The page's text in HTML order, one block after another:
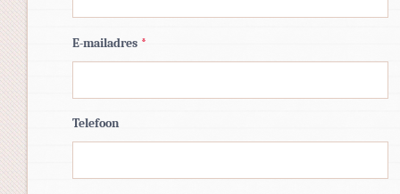
E-mailadres *
Telefoon